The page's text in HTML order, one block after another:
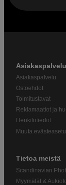
Asiakaspalvelu
Asiakaspalvelu
Ostoehdot
Toimitustavat
Reklamaatiot ja
Henkilötiedot
Muuta
Tietoa meistä
Scandinavian
Myymälät &